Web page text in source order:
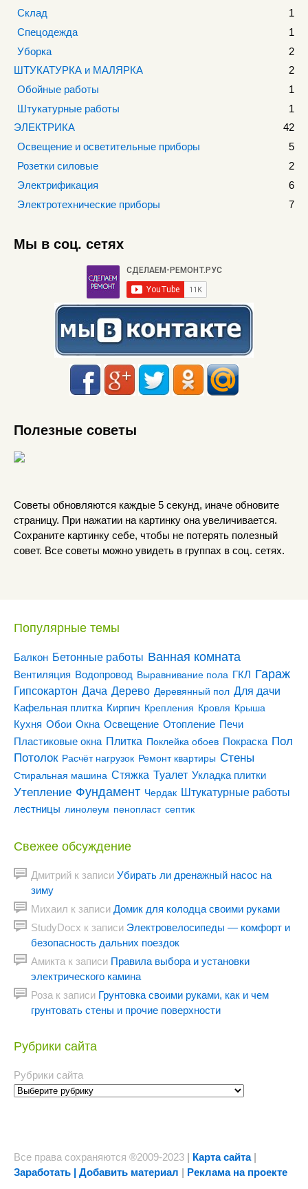
Склад
1
Спецодежда
1
Уборка
2
ШТУКАТУРКА и МАЛЯРКА
2
Обойные работы
1
Штукатурные работы
1
ЭЛЕКТРИКА
42
Освещение и осветительные приборы
5
Розетки силовые
2
Электрификация
6
Электротехнические приборы
7
Мы в соц. сетях
Полезные советы
Советы обновляются каждые 5 секунд, иначе обновите
страницу. При нажатии на картинку она увеличивается.
Сохраните картинку себе, чтобы не потерять полезный
совет. Все советы можно увидеть в группах в соц. сетях.
Популярные темы
Балкон Бетонные работы Ванная комната
Вентиляция Водопровод Выравнивание пола ГКЛ Гараж
Гипсокартон Дача Дерево Деревянный пол Для дачи
Кафельная плитка Кирпич Крепления Кровля Крыша
Кухня Обои Окна Освещение Отопление Печи
Пластиковые окна Плитка Поклейка обоев Покраска Пол
Потолок Расчёт нагрузок Ремонт квартиры Стены
Стиральная машина Стяжка Туалет Укладка плитки
Утепление Фундамент Чердак Штукатурные работы
лестницы линолеум пенопласт септик
Свежее обсуждение
Дмитрий к записи Убирать ли дренажный насос на
зиму
Михаил к записи Домик для колодца своими руками
StudyDocx к записи Электровелосипеды — комфорт и
безопасность дальних поездок
Амикта к записи Правила выбора и установки
электрического камина
Роза к записи Грунтовка своими руками, как и чем
грунтовать стены и прочие поверхности
Рубрики сайта
Рубрики сайта
Все права сохраняются ®2009-2023 | Карта сайта|
Заработать | Добавить материал | Реклама на проекте